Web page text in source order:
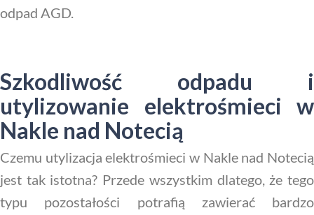
odpad AGD.
Szkodliwość odpadu i
utylizowanie elektrośmieci w
Nakle nad Notecią
Czemu utylizacja elektrośmieci w Nakle nad Notecią
jest tak istotna? Przede wszystkim dlatego, że tego
typu pozostałości potrafią zawierać bardzo